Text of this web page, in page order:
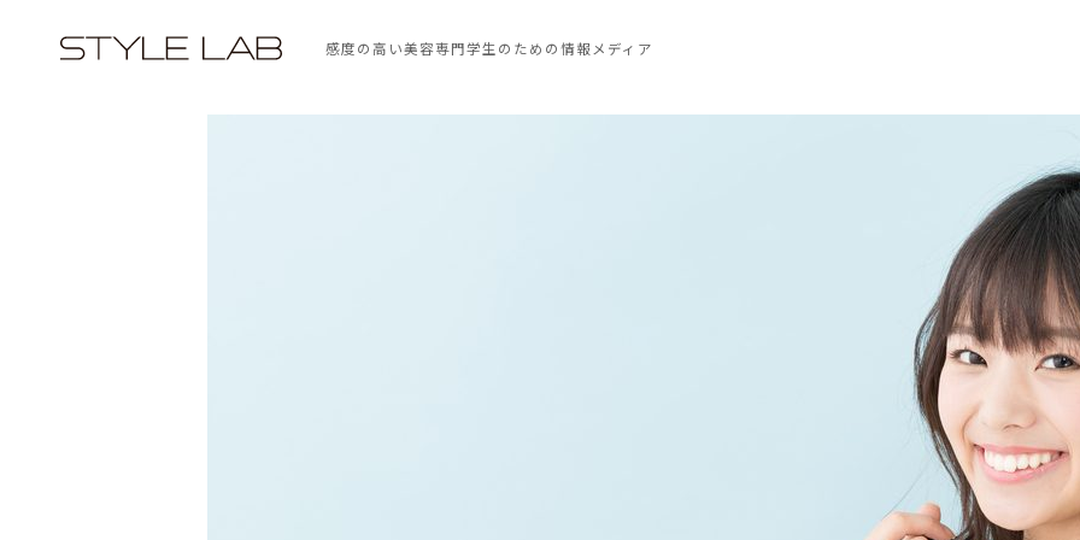
感度の高い美容専門学生のための情報メディア